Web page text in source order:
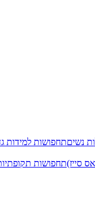
נשיםתחפושות למידות
סייז)תחפושות